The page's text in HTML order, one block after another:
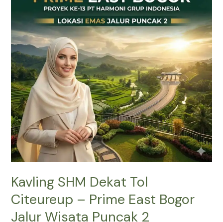
Kavling SHM Dekat Tol
Citeureup – Prime East Bogor
Jalur Wisata Puncak 2
Citeureup
Prime
East
Bogor
Jalur
Wisata
Puncak
2